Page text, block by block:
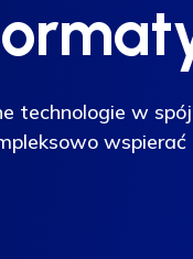
technologie w
technologie w
technologie w